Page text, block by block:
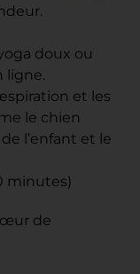
doux ou
ligne.
et les
le chien
l’enfant et le
minutes)
de